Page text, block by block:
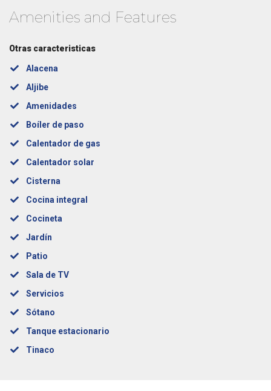
Amenities and Features
Otras caracteristicas
Alacena
Aljibe
Amenidades
Boíler de paso
Calentador de gas
Calentador solar
Cisterna
Cocina integral
Cocineta
Jardín
Patio
Sala de TV
Servicios
Sótano
Tanque estacionario
Tinaco